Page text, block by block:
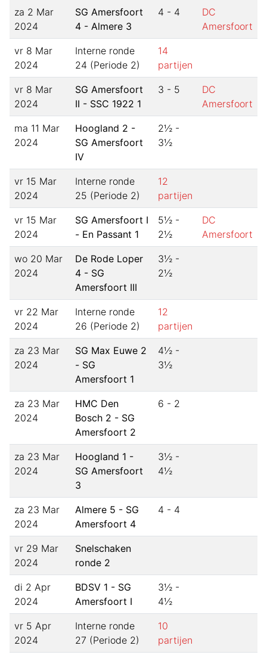
za 2 Mar
2024
SG Amersfoort
4 - Almere 3
4 - 4
DC
Amersfoort
vr 8 Mar
2024
Interne ronde
24 (Periode 2)
14
partijen
vr 8 Mar
2024
SG Amersfoort
II - SSC 1922 1
3 - 5
DC
Amersfoort
ma 11 Mar
2024
Hoogland 2 -
SG Amersfoort
IV
2½ -
3½
vr 15 Mar
2024
Interne ronde
25 (Periode 2)
12
partijen
vr 15 Mar
2024
SG Amersfoort I
- En Passant 1
5½ -
2½
DC
Amersfoort
wo 20 Mar
2024
De Rode Loper
4 - SG
Amersfoort III
3½ -
2½
vr 22 Mar
2024
Interne ronde
26 (Periode 2)
12
partijen
za 23 Mar
2024
SG Max Euwe 2
- SG
Amersfoort 1
4½ -
3½
za 23 Mar
2024
HMC Den
Bosch 2 - SG
Amersfoort 2
6 - 2
za 23 Mar
2024
Hoogland 1 -
SG Amersfoort
3
3½ -
4½
za 23 Mar
2024
Almere 5 - SG
Amersfoort 4
4 - 4
vr 29 Mar
2024
Snelschaken
ronde 2
di 2 Apr
2024
BDSV 1 - SG
Amersfoort I
3½ -
4½
vr 5 Apr
2024
Interne ronde
27 (Periode 2)
10
partijen